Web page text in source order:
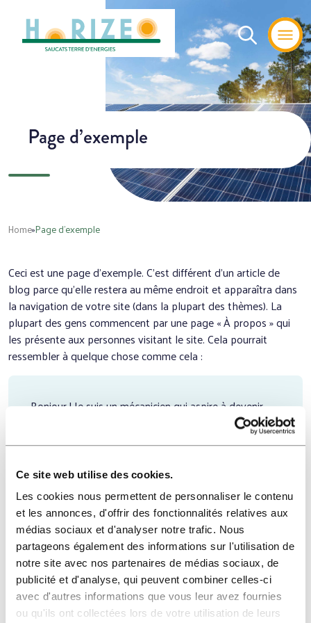
Ce site web utilise des cookies.
Les cookies nous permettent de personnaliser le contenu
et les annonces, d'offrir des fonctionnalités relatives aux
médias sociaux et d'analyser notre trafic. Nous
partageons également des informations sur l'utilisation de
notre site avec nos partenaires de médias sociaux, de
publicité et d'analyse, qui peuvent combiner celles-ci
avec d'autres informations que vous leur avez fournies
ou qu'ils ont collectées lors de votre utilisation de leurs
Page d’exemple
Home»Page d’exemple
Ceci est une page d’exemple. C’est différent d’un article de
blog parce qu’elle restera au même endroit et apparaîtra dans
la navigation de votre site (dans la plupart des thèmes). La
plupart des gens commencent par une page « À propos » qui
les présente aux personnes visitant le site. Cela pourrait
ressembler à quelque chose comme cela :
Bonjour ! Je suis un mécanicien qui aspire à devenir
acteur, et voici mon site. J’habite à Bordeaux, j’ai un
longues balades sur la plage au coucher du soleil).
…ou quelque chose comme cela :
La société 123 Machin Truc a été créée en 1971, et
n’a cessé de proposer au public des machins-trucs
de qualité depuis lors. Située à Saint-Remy-en-